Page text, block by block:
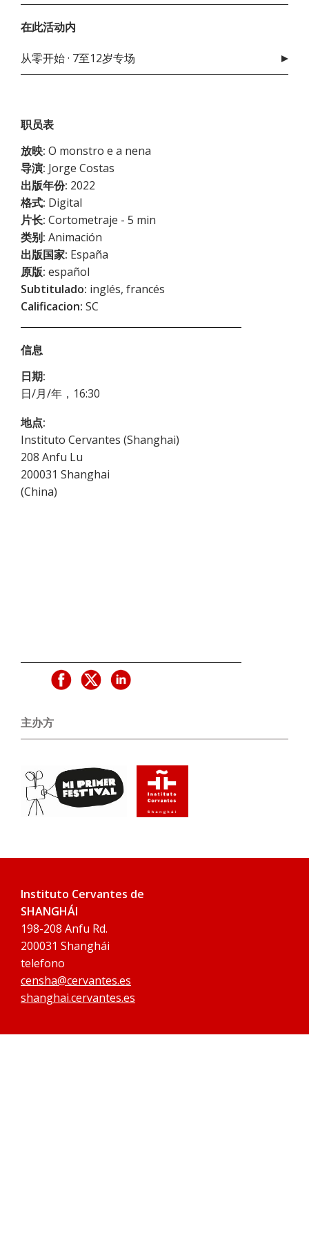
在此活动内
从零开始 · 7至12岁专场
职员表
放映: O monstro e a nena
导演: Jorge Costas
出版年份: 2022
格式: Digital
片长: Cortometraje - 5 min
类别: Animación
出版国家: España
原版: español
Subtitulado: inglés, francés
Calificacion: SC
信息
日期:
日/月/年，16:30
地点:
Instituto Cervantes (Shanghai)
208 Anfu Lu
200031 Shanghai
(China)
主办方
Instituto Cervantes de
SHANGHÁI
198-208 Anfu Rd.
200031 Shanghái
telefono
censha@cervantes.es
shanghai.cervantes.es